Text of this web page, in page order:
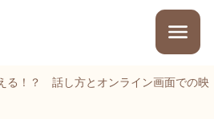
る！？ 話し方とオンライン画面での映